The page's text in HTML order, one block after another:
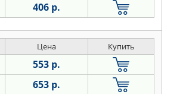
406 р.
Цена Купить
553 р.
653 р.